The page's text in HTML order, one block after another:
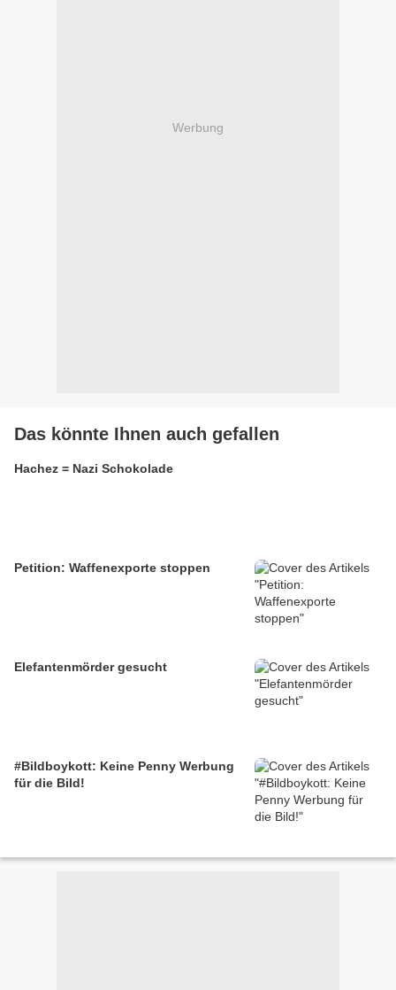
Werbung
Das könnte Ihnen auch gefallen
Hachez = Nazi Schokolade
Petition: Waffenexporte stoppen
Elefantenmörder gesucht
#Bildboykott: Keine Penny Werbung
für die Bild!